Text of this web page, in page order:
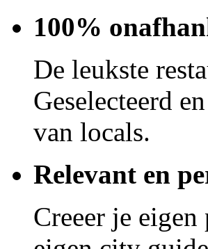
100%
De leukste
Geselecteerd
van locals.
Relevant en
Creeer je